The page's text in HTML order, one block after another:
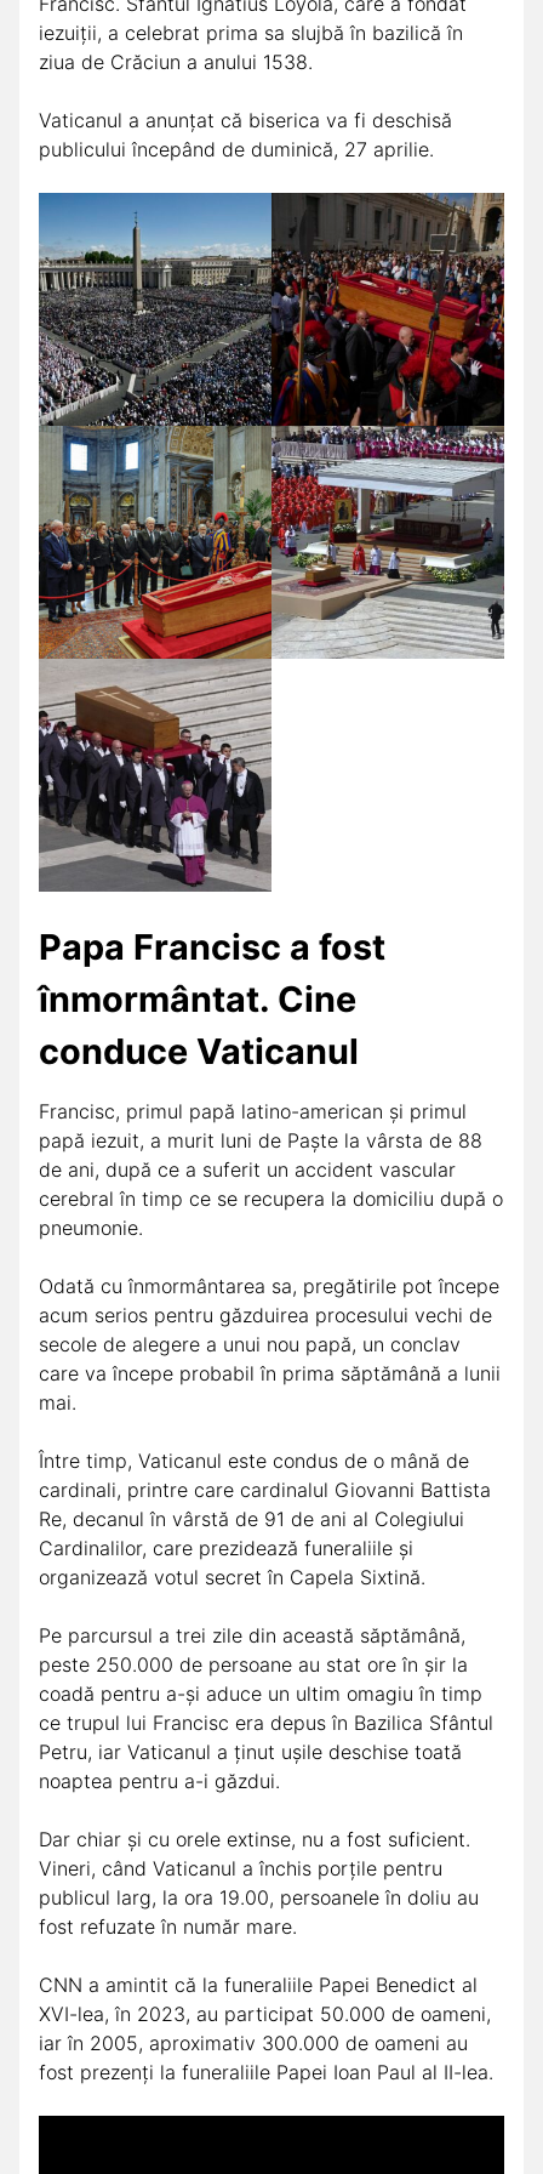
iezuiții, a celebrat prima sa slujbă în bazilică în
ziua de Crăciun a anului 1538.
Vaticanul a anunțat că biserica va fi deschisă
publicului începând de duminică, 27 aprilie.
Papa Francisc a fost
înmormântat. Cine
conduce Vaticanul
Francisc, primul papă latino-american și primul
papă iezuit, a murit luni de Paște la vârsta de 88
de ani, după ce a suferit un accident vascular
cerebral în timp ce se recupera la domiciliu după o
pneumonie.
Odată cu înmormântarea sa, pregătirile pot începe
acum serios pentru găzduirea procesului vechi de
secole de alegere a unui nou papă, un conclav
care va începe probabil în prima săptămână a lunii
mai.
Între timp, Vaticanul este condus de o mână de
cardinali, printre care cardinalul Giovanni Battista
Re, decanul în vârstă de 91 de ani al Colegiului
Cardinalilor, care prezidează funeraliile și
organizează votul secret în Capela Sixtină.
Pe parcursul a trei zile din această săptămână,
peste 250.000 de persoane au stat ore în șir la
coadă pentru a-și aduce un ultim omagiu în timp
ce trupul lui Francisc era depus în Bazilica Sfântul
Petru, iar Vaticanul a ținut ușile deschise toată
noaptea pentru a-i găzdui.
Dar chiar și cu orele extinse, nu a fost suficient.
Vineri, când Vaticanul a închis porțile pentru
publicul larg, la ora 19.00, persoanele în doliu au
fost refuzate în număr mare.
CNN a amintit că la funeraliile Papei Benedict al
XVI-lea, în 2023, au participat 50.000 de oameni,
iar în 2005, aproximativ 300.000 de oameni au
fost prezenți la funeraliile Papei Ioan Paul al II-lea.